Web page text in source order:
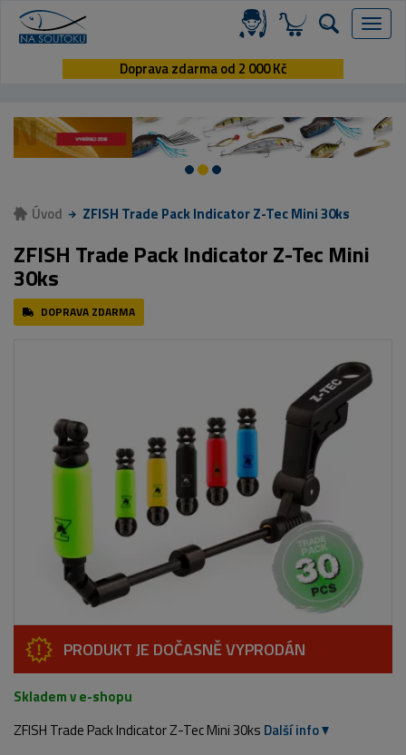
Menu
Doprava zdarma od 2 000 Kč
Úvod ZFISH Trade Pack Indicator Z-Tec Mini 30ks
ZFISH Trade Pack Indicator Z-Tec Mini
30ks
DOPRAVA ZDARMA
PRODUKT JE DOČASNĚ VYPRODÁN
Skladem v e-shopu
ZFISH Trade Pack Indicator Z-Tec Mini 30ks Další info